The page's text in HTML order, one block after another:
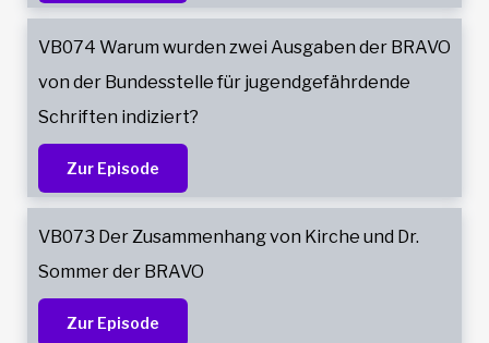
VB074 Warum wurden zwei Ausgaben der BRAVO
von der Bundesstelle für jugendgefährdende
Schriften indiziert?
Zur Episode
VB073 Der Zusammenhang von Kirche und Dr.
Sommer der BRAVO
Zur Episode